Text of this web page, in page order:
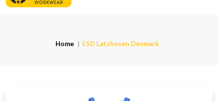
Home ESD Latzhosen Denmark